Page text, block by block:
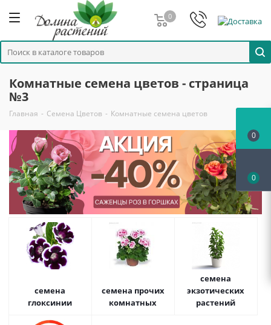
0
Комнатные семена цветов - страница
№3
Главная - Семена Цветов - Комнатные семена цветов
семена
глоксинии
семена прочих
комнатных
семена
экзотических
растений
0
0